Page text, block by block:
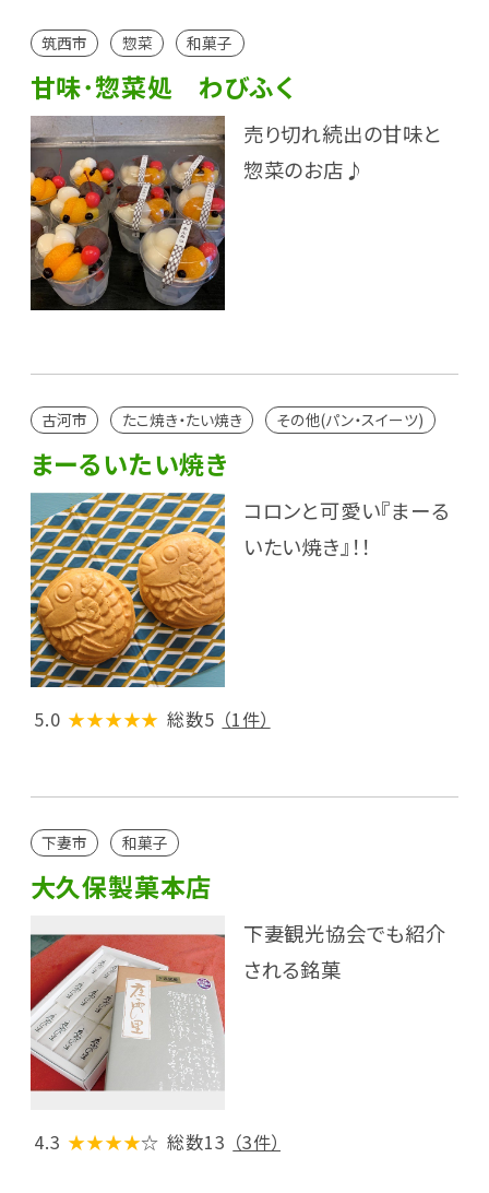
筑西市 惣菜 和菓子
甘味･惣菜処 わびふく
売り切れ続出の甘味と
惣菜のお店♪
古河市 たこ焼き・たい焼き その他(パン・スイーツ)
まーるいたい焼き
コロンと可愛い『まーる
いたい焼き』！！
5.0 ★★★★★ 総数5 （1件）
下妻市 和菓子
大久保製菓本店
下妻観光協会でも紹介
される銘菓
4.3 ★★★★☆ 総数13 （3件）